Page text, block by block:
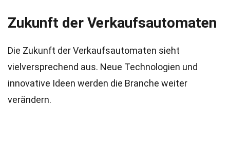
Zukunft der Verkaufsautomaten
Die Zukunft der Verkaufsautomaten sieht
vielversprechend aus. Neue Technologien und
innovative Ideen werden die Branche weiter
verändern.